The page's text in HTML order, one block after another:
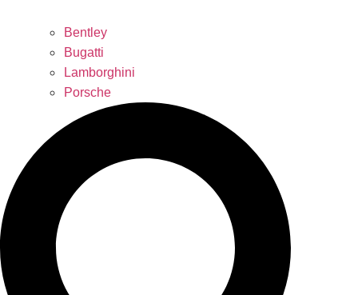
Bentley
Bugatti
Lamborghini
Porsche